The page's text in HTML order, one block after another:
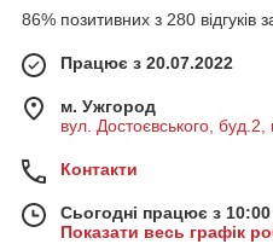
86% позитивних з 280 відгуків
Працює з 20.07.2022
м. Ужгород
вул. Достоєвського,
Контакти
Сьогодні працює з
Показати весь графік